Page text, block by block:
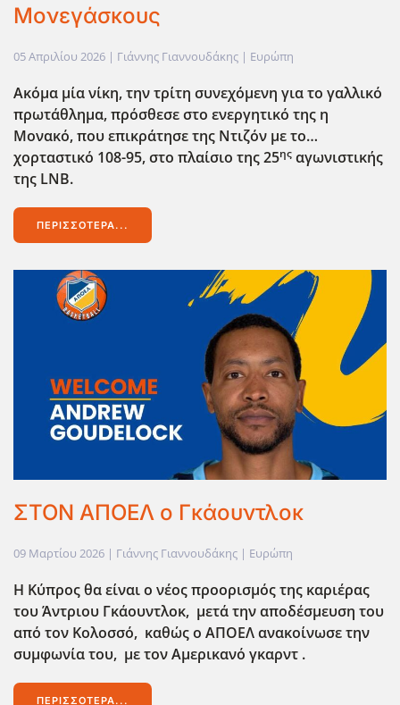
Μονεγάσκους
05 Απριλίου 2026 | Γιάννης Γιαννουδάκης | Ευρώπη
Ακόμα μία νίκη, την τρίτη συνεχόμενη για το γαλλικό
πρωτάθλημα, πρόσθεσε στο ενεργητικό της η
Μονακό, που επικράτησε της Ντιζόν με το…
χορταστικό 108-95, στο πλαίσιο της 25ης αγωνιστικής
της LNB.
ΠΕΡΙΣΣΌΤΕΡΑ...
ΣΤΟΝ ΑΠΟΕΛ ο Γκάουντλοκ
09 Μαρτίου 2026 | Γιάννης Γιαννουδάκης | Ευρώπη
Η Κύπρος θα είναι ο νέος προορισμός της καριέρας
του Άντριου Γκάουντλοκ, μετά την αποδέσμευση του
από τον Κολοσσό, καθώς ο ΑΠΟΕΛ ανακοίνωσε την
συμφωνία του, με τον Αμερικανό γκαρντ .
ΠΕΡΙΣΣΌΤΕΡΑ...